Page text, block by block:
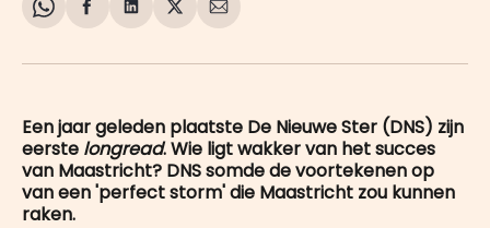
Share
WhatsApp
Delen
Facebook
Delen
LinkedIn
Share
X
Deel
E-
Een jaar geleden plaatste De Nieuwe Ster (DNS) zijn
eerste longread. Wie ligt wakker van het succes
van Maastricht? DNS somde de voortekenen op
van een 'perfect storm' die Maastricht zou kunnen
raken.